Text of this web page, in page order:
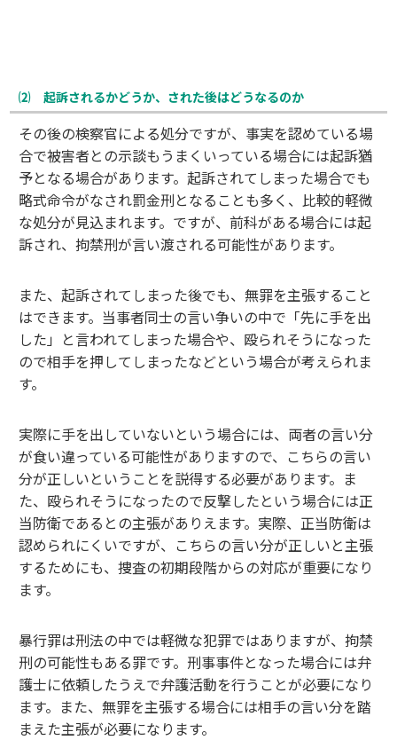
⑵ 起訴されるかどうか、された後はどうなるのか
その後の検察官による処分ですが、事実を認めている場
合で被害者との示談もうまくいっている場合には起訴猶
予となる場合があります。起訴されてしまった場合でも
略式命令がなされ罰金刑となることも多く、比較的軽微
な処分が見込まれます。ですが、前科がある場合には起
訴され、拘禁刑が言い渡される可能性があります。
また、起訴されてしまった後でも、無罪を主張すること
はできます。当事者同士の言い争いの中で「先に手を出
した」と言われてしまった場合や、殴られそうになった
ので相手を押してしまったなどという場合が考えられま
す。
実際に手を出していないという場合には、両者の言い分
が食い違っている可能性がありますので、こちらの言い
分が正しいということを説得する必要があります。ま
た、殴られそうになったので反撃したという場合には正
当防衛であるとの主張がありえます。実際、正当防衛は
認められにくいですが、こちらの言い分が正しいと主張
するためにも、捜査の初期段階からの対応が重要になり
ます。
暴行罪は刑法の中では軽微な犯罪ではありますが、拘禁
刑の可能性もある罪です。刑事事件となった場合には弁
護士に依頼したうえで弁護活動を行うことが必要になり
ます。また、無罪を主張する場合には相手の言い分を踏
まえた主張が必要になります。